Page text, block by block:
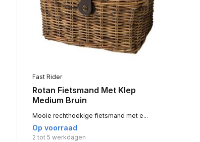
Fast Rider
Rotan Fietsmand Met Klep
Medium Bruin
Mooie rechthoekige fietsmand met e...
Op voorraad
2 tot 5 werkdagen